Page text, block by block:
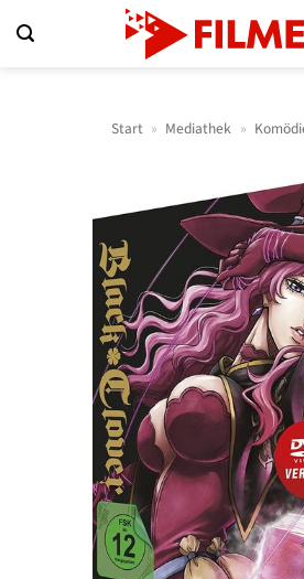
Inhalt
Start » Mediathek »